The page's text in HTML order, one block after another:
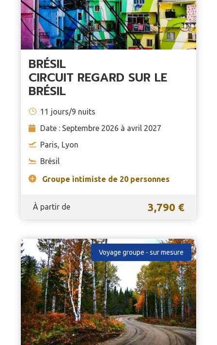
BRÉSIL
CIRCUIT REGARD SUR LE
BRÉSIL
11 jours/9 nuits
Date : Septembre 2026 à avril 2027
Paris, Lyon
Brésil
Groupe intimiste de 20 personnes
À partir de 3,790 €
Voyage groupe - sur mesure